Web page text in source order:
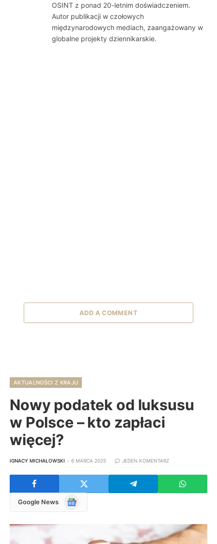
OSINT z ponad 20-letnim doświadczeniem.
Autor publikacji w czołowych
międzynarodowych mediach, zaangażowany w
globalne projekty dziennikarskie.
ADD A COMMENT
AKTUALNOŚCI Z KRAJU
Nowy podatek od luksusu
w Polsce – kto zapłaci
więcej?
IGNACY MICHAŁOWSKI 6 MARCA 2025 JEDEN KOMENTARZ
Google News
Google